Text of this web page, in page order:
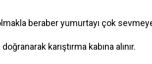
beraber yumurtayı çok
karıştırma kabına alınır.